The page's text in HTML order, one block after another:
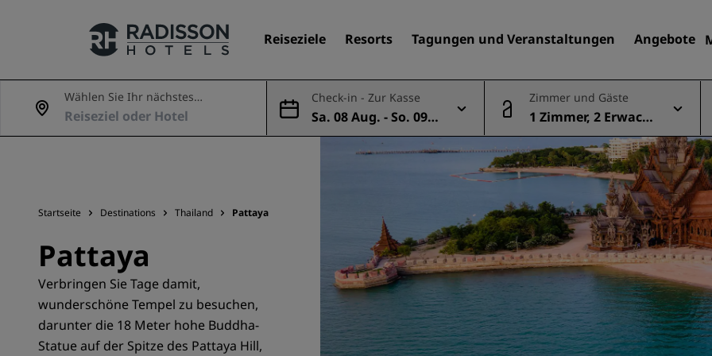
Reiseziele Resorts Tagungen und Veranstaltungen Angebote
Unsere Marken
Finden Sie Ihr Hotel
Reiseziele
Resorts
Serviced Apartments
Flughafenhotels
Neue und geplante Hotels
Tagungen und
Veranstaltungen
Entdecken Sie Radisson
Wählen Sie Ihr nächstes
Abenteuer
Check-in - Zur Kasse
Sa. 08 Aug. - So. 09 A
ug.
Zimmer und Gäste
1 Zimmer, 2 Erwach
sene
Startseite Destinations Thailand Pattaya
Pattaya
Verbringen Sie Tage damit,
wunderschöne Tempel zu besuchen,
darunter die 18 Meter hohe Buddha-
Statue auf der Spitze des Pattaya Hill,